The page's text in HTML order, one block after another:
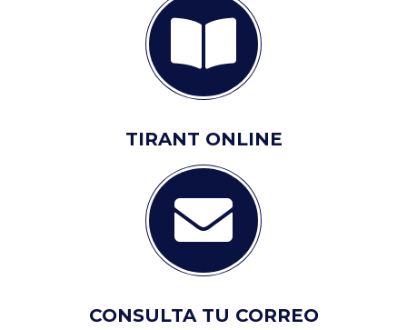
TIRANT ONLINE
CONSULTA TU CORREO